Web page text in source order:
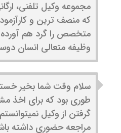
مجموعه وکیل تلفنی،
که منصف ­ترین و
متخصص را گرد هم
وظیفه متعالی انسان
سلام وقت شما بخیر
طوری بود که برای اخذ
گرفتن از وکیل
مراجعه حضوری داشته